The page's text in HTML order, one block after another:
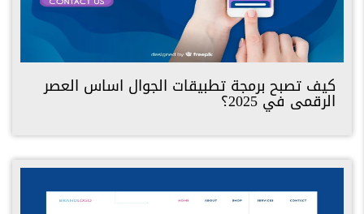
كيف تصبح برمجة تطبيقات الجوال اساس العصر
الرقمى في 2025؟